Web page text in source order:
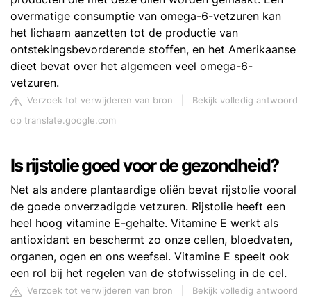
overmatige consumptie van omega-6-vetzuren kan
het lichaam aanzetten tot de productie van
ontstekingsbevorderende stoffen, en het Amerikaanse
dieet bevat over het algemeen veel omega-6-
vetzuren.
Verzoek tot verwijderen van bron
Bekijk volledig antwoord
op translate.google.com
Is rijstolie goed voor de gezondheid?
Net als andere plantaardige oliën bevat rijstolie vooral
de goede onverzadigde vetzuren. Rijstolie heeft een
heel hoog vitamine E-gehalte. Vitamine E werkt als
antioxidant en beschermt zo onze cellen, bloedvaten,
organen, ogen en ons weefsel. Vitamine E speelt ook
een rol bij het regelen van de stofwisseling in de cel.
Verzoek tot verwijderen van bron
Bekijk volledig antwoord